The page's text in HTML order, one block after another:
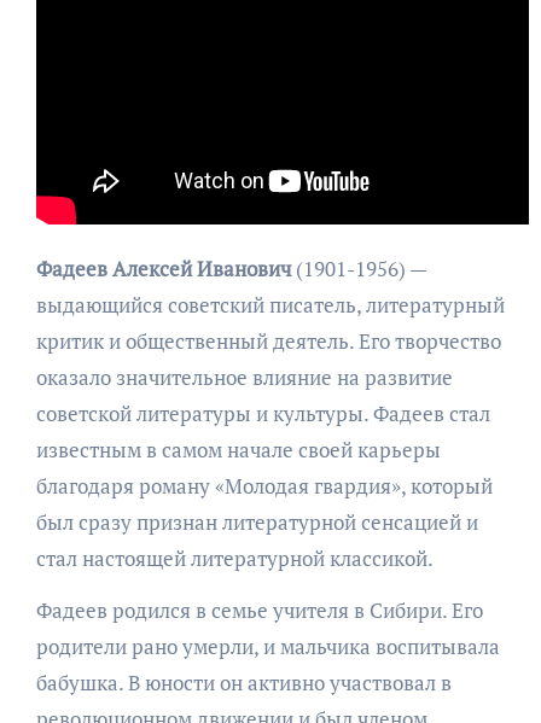
Фадеев Алексей Иванович(1901-1956) —
выдающийся советский писатель, литературный
критик и общественный деятель. Его творчество
оказало значительное влияние на развитие
советской литературы и культуры. Фадеев стал
известным в самом начале своей карьеры
благодаря роману «Молодая гвардия», который
был сразу признан литературной сенсацией и
стал настоящей литературной классикой.
Фадеев родился в семье учителя в Сибири. Его
родители рано умерли, и мальчика воспитывала
бабушка. В юности он активно участвовал в